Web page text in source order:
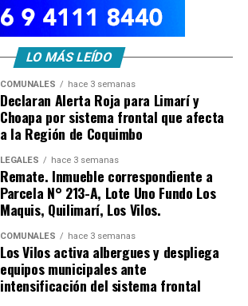
LO MÁS LEÍDO
COMUNALES hace 3 semanas
Declaran Alerta Roja para Limarí y
Choapa por sistema frontal que afecta
a la Región de Coquimbo
LEGALES hace 3 semanas
Remate. Inmueble correspondiente a
Parcela N° 213-A, Lote Uno Fundo Los
Maquis, Quilimarí, Los Vilos.
COMUNALES hace 3 semanas
Los Vilos activa albergues y despliega
equipos municipales ante
intensificación del sistema frontal